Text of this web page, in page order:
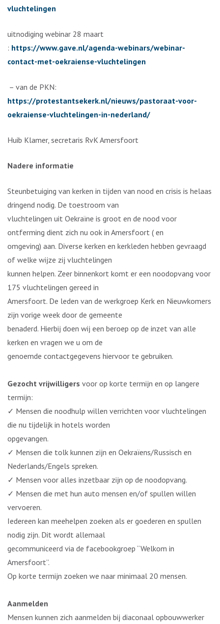
vluchtelingen
uitnodiging webinar 28 maart
: https://www.gave.nl/agenda-webinars/webinar-
contact-met-oekraiense-vluchtelingen
– van de PKN:
https://protestantsekerk.nl/nieuws/pastoraat-voor-
oekraiense-vluchtelingen-in-nederland/
Huib Klamer, secretaris RvK Amersfoort
Nadere informatie
Steunbetuiging van kerken in tijden van nood en crisis is helaas
dringend nodig. De toestroom van
vluchtelingen uit Oekraïne is groot en de nood voor
ontferming dient zich nu ook in Amersfoort ( en
omgeving) aan. Diverse kerken en kerkleden hebben gevraagd
of welke wijze zij vluchtelingen
kunnen helpen. Zeer binnenkort komt er een noodopvang voor
175 vluchtelingen gereed in
Amersfoort. De leden van de werkgroep Kerk en Nieuwkomers
zijn vorige week door de gemeente
benaderd. Hierbij doen wij een beroep op de inzet van alle
kerken en vragen we u om de
genoemde contactgegevens hiervoor te gebruiken.
Gezocht vrijwilligers voor op korte termijn en op langere
termijn:
✓ Mensen die noodhulp willen verrichten voor vluchtelingen
die nu tijdelijk in hotels worden
opgevangen.
✓ Mensen die tolk kunnen zijn en Oekraïens/Russisch en
Nederlands/Engels spreken.
✓ Mensen voor alles inzetbaar zijn op de noodopvang.
✓ Mensen die met hun auto mensen en/of spullen willen
vervoeren.
Iedereen kan meehelpen zoeken als er goederen en spullen
nodig zijn. Dit wordt allemaal
gecommuniceerd via de facebookgroep “Welkom in
Amersfoort”.
Op korte termijn zoeken we naar minimaal 20 mensen.
Aanmelden
Mensen kunnen zich aanmelden bij diaconaal opbouwwerker